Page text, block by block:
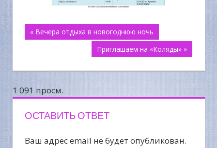
Навигация
записям
« Вечера отдыха в новогоднюю ночь
Приглашаем на «Коляды» »
1 091 просм.
ОСТАВИТЬ ОТВЕТ
Ваш адрес email не будет опубликован.